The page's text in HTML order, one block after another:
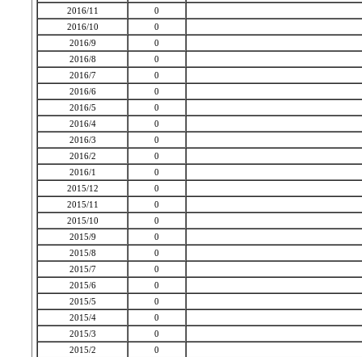
2016/11
0
2016/10
0
2016/9
0
2016/8
0
2016/7
0
2016/6
0
2016/5
0
2016/4
0
2016/3
0
2016/2
0
2016/1
0
2015/12
0
2015/11
0
2015/10
0
2015/9
0
2015/8
0
2015/7
0
2015/6
0
2015/5
0
2015/4
0
2015/3
0
2015/2
0